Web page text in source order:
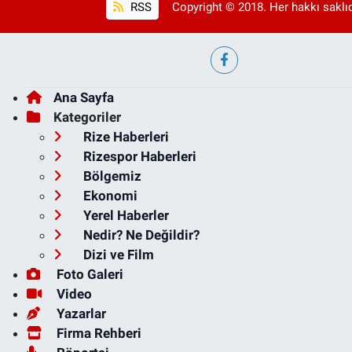
RSS Copyright © 2018. Her hakkı
Ana Sayfa
Kategoriler
Rize Haberleri
Rizespor Haberleri
Bölgemiz
Ekonomi
Yerel Haberler
Nedir? Ne Değildir?
Dizi ve Film
Foto Galeri
Video
Yazarlar
Firma Rehberi